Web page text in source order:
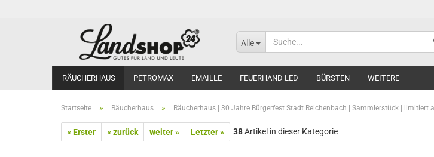
Alle
RÄUCHERHAUS PETROMAX EMAILLE FEUERHAND LED BÜRSTEN WEITERE
Startseite » Räucherhaus » Räucherhaus | 30 Jahre Bürgerfest Stadt Reichenbach | Sammlerstück | limitiert
« Erster « zurück weiter » Letzter » 38Artikel in dieser Kategorie